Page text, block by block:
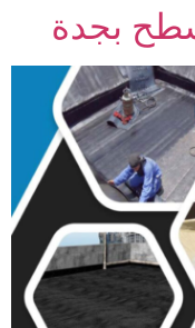
بجدة